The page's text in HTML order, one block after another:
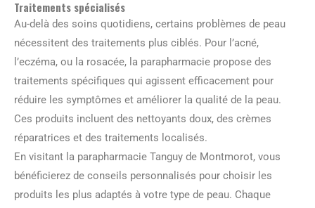
Traitements spécialisés
Au-delà des soins quotidiens, certains problèmes de peau
nécessitent des traitements plus ciblés. Pour l’acné,
l’eczéma, ou la rosacée, la parapharmacie propose des
traitements spécifiques qui agissent efficacement pour
réduire les symptômes et améliorer la qualité de la peau.
Ces produits incluent des nettoyants doux, des crèmes
réparatrices et des traitements localisés.
En visitant la parapharmacie Tanguy de Montmorot, vous
bénéficierez de conseils personnalisés pour choisir les
produits les plus adaptés à votre type de peau. Chaque